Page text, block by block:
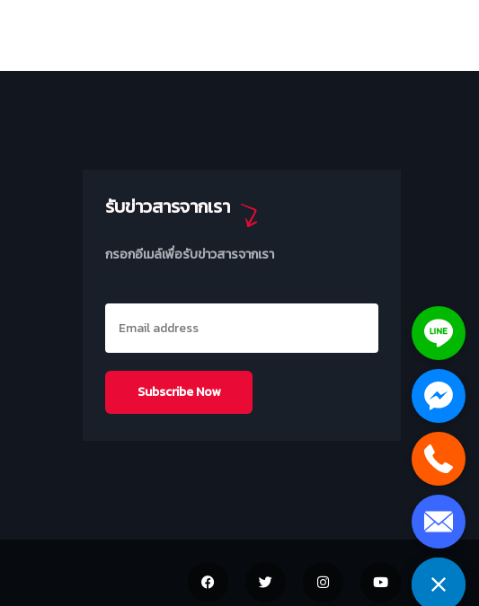
รับข่าวสารจากเรา
กรอกอีเมล์เพื่อรับข่าวสารจากเรา